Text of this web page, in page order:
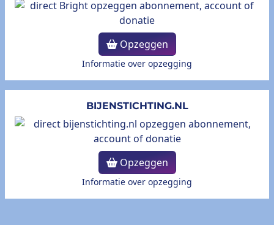
Opzeggen
Informatie over opzegging
BIJENSTICHTING.NL
Opzeggen
Informatie over opzegging